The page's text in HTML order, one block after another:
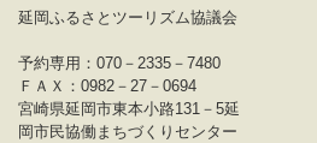
延岡ふるさとツーリズム協議会
予約専用：070－2335－7480
ＦＡＸ：0982－27－0694
宮崎県延岡市東本小路131－5延
岡市民協働まちづくりセンター